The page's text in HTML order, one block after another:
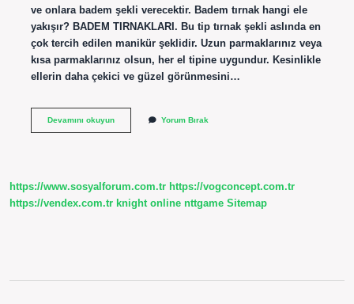
ve onlara badem şekli verecektir. Badem tırnak hangi ele
yakışır? BADEM TIRNAKLARI. Bu tip tırnak şekli aslında en
çok tercih edilen manikür şeklidir. Uzun parmaklarınız veya
kısa parmaklarınız olsun, her el tipine uygundur. Kesinlikle
ellerin daha çekici ve güzel görünmesini…
Devamını okuyunBadem
Yorum Bırak
https://www.sosyalforum.com.tr https://vogconcept.com.tr
https://vendex.com.tr knight online nttgame Sitemap